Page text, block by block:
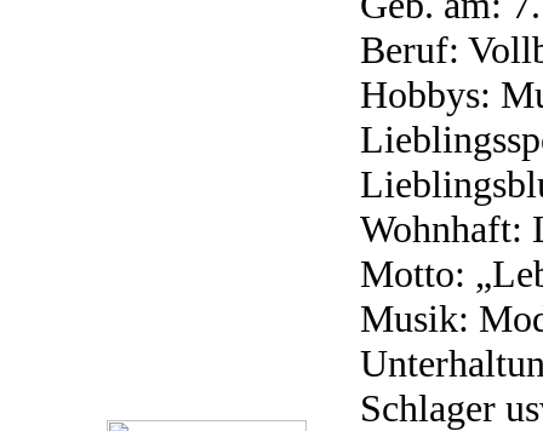
Beruf:
Hobbys:
Wohnhaft:
Motto:
Musik:
Schlager